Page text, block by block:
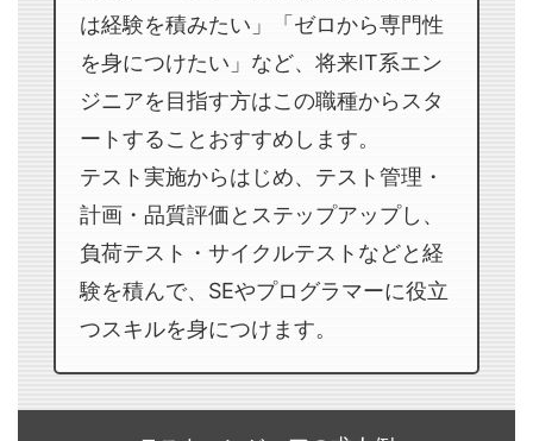
は経験を積みたい」「ゼロから専門性
を身につけたい」など、将来IT系エン
ジニアを目指す方はこの職種からスタ
ートすることおすすめします。
テスト実施からはじめ、テスト管理・
計画・品質評価とステップアップし、
負荷テスト・サイクルテストなどと経
験を積んで、SEやプログラマーに役立
つスキルを身につけます。